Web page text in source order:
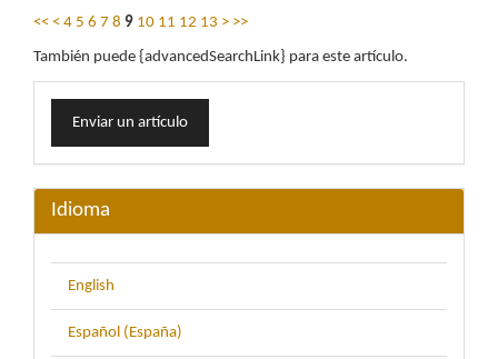
<< < 4 5 6 7 8 9 10 11 12 13 > >>
También puede {advancedSearchLink} para este artículo.
Enviar
unEnviar un artículo
Idioma
English
Español (España)